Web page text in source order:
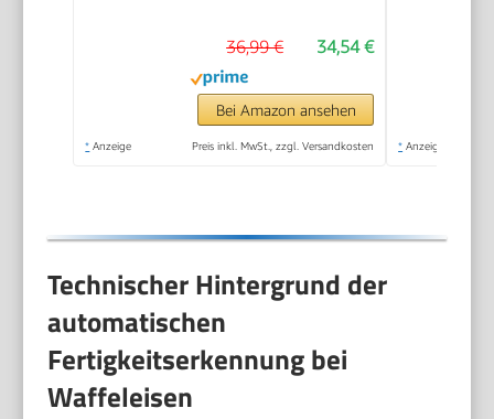
Bräunungsgrad,
schwarz
34,54 €
36,99 €
Bei Amazon ansehen
* Anzeige Preis inkl. MwSt., zzgl. Versandkosten * Anzeige
Technischer Hintergrund der
automatischen
Fertigkeitserkennung bei
Waffeleisen